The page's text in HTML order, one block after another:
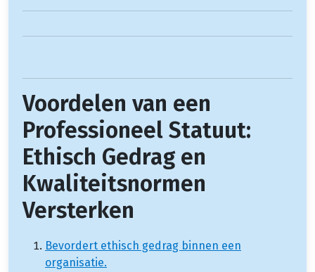
Voordelen van een
Professioneel Statuut:
Ethisch Gedrag en
Kwaliteitsnormen
Versterken
Bevordert ethisch gedrag binnen een
organisatie.